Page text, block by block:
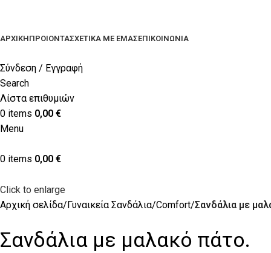
ΑΡΧΙΚΉΠΡΟΙΟΝΤΑΣΧΕΤΙΚΆ ΜΕ ΕΜΆΣΕΠΙΚΟΙΝΩΝΊΑ
Σύνδεση / Εγγραφή
Search
Λίστα επιθυμιών
0 items 0,00 €
Menu
0 items 0,00 €
Click to enlarge
Αρχική σελίδα Γυναικεία Σανδάλια Comfort Σανδάλια με
Σανδάλια με μαλακό πάτο.